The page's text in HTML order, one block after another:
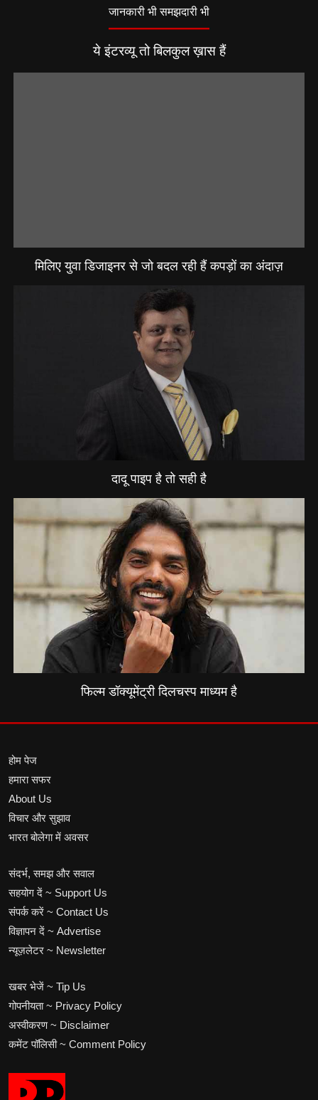
जानकारी भी समझदारी भी
ये इंटरव्यू तो बिलकुल ख़ास हैं
मिलिए युवा डिजाइनर से जो बदल रही हैं कपड़ों का अंदाज़
दादू पाइप है तो सही है
फिल्म डॉक्यूमेंट्री दिलचस्प माध्यम है
होम पेज
हमारा सफर
About Us
विचार और सुझाव
भारत बोलेगा में अवसर
संदर्भ, समझ और सवाल
सहयोग दें ~ Support Us
संपर्क करें ~ Contact Us
विज्ञापन दें ~ Advertise
न्यूज़लेटर ~ Newsletter
खबर भेजें ~ Tip Us
गोपनीयता ~ Privacy Policy
अस्वीकरण ~ Disclaimer
कमेंट पॉलिसी ~ Comment Policy